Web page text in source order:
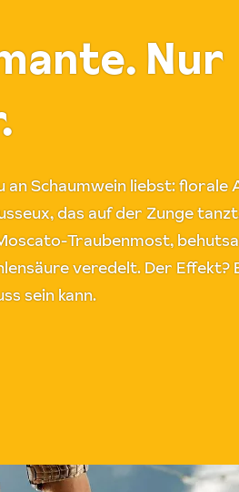
Nur
an Schaumwein liebst: florale
das auf der Zunge
Traubenmost,
veredelt. Der Effekt?
sein kann.